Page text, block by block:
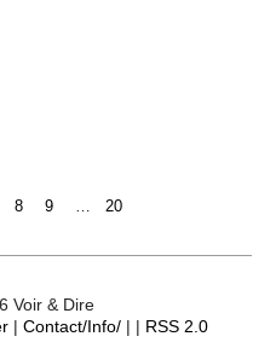
8 9 … 20
Voir & Dire
| Contact/Info/| | RSS 2.0